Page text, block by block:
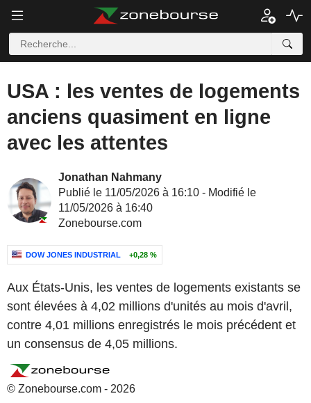
USA : les ventes de logements
anciens quasiment en ligne
avec les attentes
Jonathan Nahmany
Publié le 11/05/2026 à 16:10 - Modifié le
11/05/2026 à 16:40
Zonebourse.com
DOW JONES INDUSTRIAL +0,28 %
Aux États-Unis, les ventes de logements existants se
sont élevées à 4,02 millions d'unités au mois d'avril,
contre 4,01 millions enregistrés le mois précédent et
un consensus de 4,05 millions.
© Zonebourse.com - 2026